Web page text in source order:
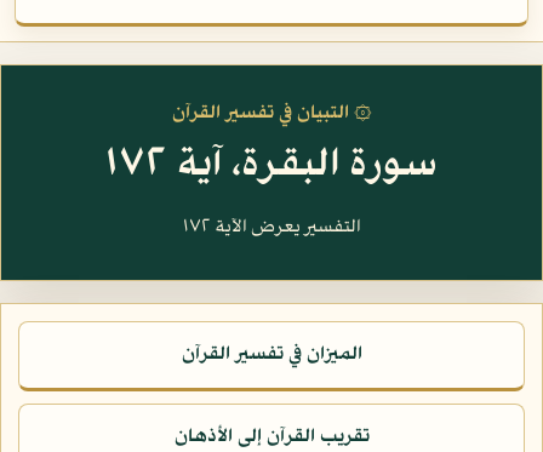
۞ التبيان في تفسير القرآن
سورة البقرة، آية ١٧٢
التفسير يعرض الآية ١٧٢
الميزان في تفسير القرآن
تقريب القرآن إلى الأذهان